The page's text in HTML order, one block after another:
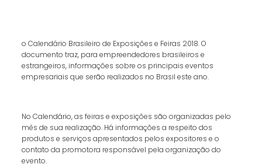
o Calendário Brasileiro de Exposições e Feiras 2018. O
documento traz, para empreendedores brasileiros e
estrangeiros, informações sobre os principais eventos
empresariais que serão realizados no Brasil este ano.
No Calendário, as feiras e exposições são organizadas pelo
mês de sua realização. Há informações a respeito dos
produtos e serviços apresentados pelos expositores e o
contato da promotora responsável pela organização do
evento.